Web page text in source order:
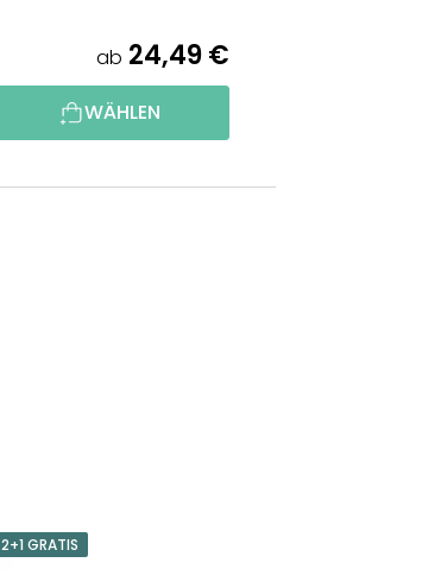
ab 24,49 €
WÄHLEN
2+1 GRATIS